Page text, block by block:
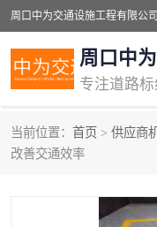
周口中
当前位置： 首页 > 供应商
改善交通效率
交通道路标线
道路标线划线